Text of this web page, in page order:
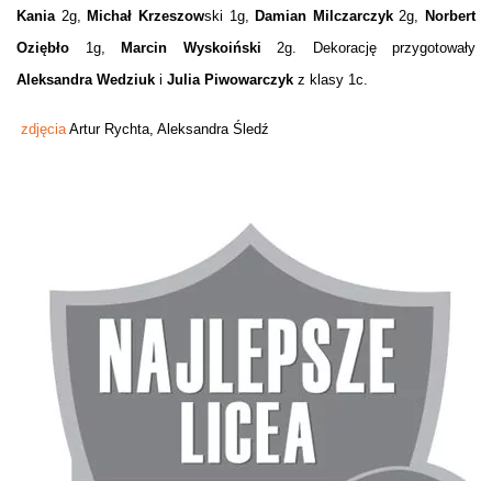
Kania 2g,Michał Krzeszowski 1g,Damian Milczarczyk2g, Norbert
Oziębło 1g, Marcin Wyskoiński 2g. Dekorację przygotowały
Aleksandra Wedziuk i Julia Piwowarczyk z klasy 1c.
zdjęcia Artur Rychta, Aleksandra Śledź